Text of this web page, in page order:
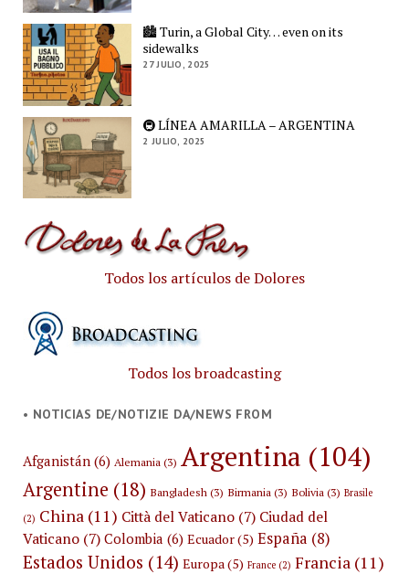
🏙️ Turin, a Global City… even on its
sidewalks
27 JULIO, 2025
🚇 LÍNEA AMARILLA – ARGENTINA
2 JULIO, 2025
Todos los artículos de Dolores
Todos los broadcasting
• NOTICIAS DE/NOTIZIE DA/NEWS FROM
Afganistán(6) Alemania (3) Argentina (104)
Argentine (18) Bangladesh (3) Birmania (3) Bolivia (3) Brasile
(2) China(11) Città del Vaticano(7) Ciudad del
Vaticano(7) Colombia (6) Ecuador(5) España (8)
Estados Unidos (14) Europa(5) France(2) Francia(11)